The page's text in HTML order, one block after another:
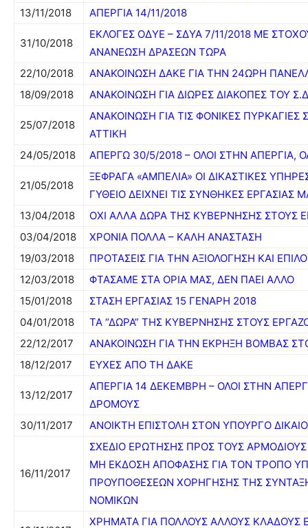
13/11/2018
ΑΠΕΡΓΙΑ 14/11/2018
31/10/2018
ΕΚΛΟΓΕΣ ΟΔΥΕ – ΣΔΥΑ 7/11/2018 ΜΕ
ΑΝΑΝΕΩΣΗ ΔΡΑΣΕΩΝ ΤΩΡΑ
22/10/2018
ΑΝΑΚΟΙΝΩΣΗ ΔΑΚΕ ΓΙΑ ΤΗΝ 24ΩΡΗ
18/09/2018
ΑΝΑΚΟΙΝΩΣΗ ΓΙΑ ΔΙΩΡΕΣ ΔΙΑΚΟΠΕΣ ΤΟΥ
25/07/2018
ΑΝΑΚΟΙΝΩΣΗ ΓΙΑ ΤΙΣ ΦΟΝΙΚΕΣ ΠΥΡΚΑΓΙΕΣ
ΑΤΤΙΚΗ
24/05/2018
ΑΠΕΡΓΩ 30/5/2018 – ΟΛΟΙ ΣΤΗΝ ΑΠΕΡΓΙΑ,
21/05/2018
ΞΕΦΡΑΓΑ «ΑΜΠΕΛΙΑ» ΟΙ ΔΙΚΑΣΤΙΚΕΣ
ΓΥΘΕΙΟ ΔΕΙΧΝΕΙ ΤΙΣ ΣΥΝΘΗΚΕΣ ΕΡΓΑΣΙΑΣ
13/04/2018
ΟΧΙ ΑΛΛΑ ΔΩΡΑ ΤΗΣ ΚΥΒΕΡΝΗΣΗΣ ΣΤΟΥΣ
03/04/2018
ΧΡΟΝΙΑ ΠΟΛΛΑ – ΚΑΛΗ ΑΝΑΣΤΑΣΗ
19/03/2018
ΠΡΟΤΑΣΕΙΣ ΓΙΑ ΤΗΝ ΑΞΙΟΛΟΓΗΣΗ ΚΑΙ
12/03/2018
ΦΤΑΣΑΜΕ ΣΤΑ ΟΡΙΑ ΜΑΣ, ΔΕΝ ΠΑΕΙ ΑΛΛΟ
15/01/2018
ΣΤΑΣΗ ΕΡΓΑΣΙΑΣ 15 ΓΕΝΑΡΗ 2018
04/01/2018
ΤΑ “ΔΩΡΑ” ΤΗΣ ΚΥΒΕΡΝΗΣΗΣ ΣΤΟΥΣ
22/12/2017
ΑΝΑΚΟΙΝΩΣΗ ΓΙΑ ΤΗΝ ΕΚΡΗΞΗ ΒΟΜΒΑΣ
18/12/2017
ΕΥΧΕΣ ΑΠΟ ΤΗ ΔΑΚΕ
13/12/2017
ΑΠΕΡΓΙΑ 14 ΔΕΚΕΜΒΡΗ – ΟΛΟΙ ΣΤΗΝ
ΔΡΟΜΟΥΣ
30/11/2017
ΑΝΟΙΚΤΗ ΕΠΙΣΤΟΛΗ ΣΤΟΝ ΥΠΟΥΡΓΟ
16/11/2017
ΣΧΕΔΙΟ ΕΡΩΤΗΣΗΣ ΠΡΟΣ ΤΟΥΣ
ΜΗ ΕΚΔΟΣΗ ΑΠΟΦΑΣΗΣ ΓΙΑ ΤΟΝ ΤΡΟΠΟ
ΠΡΟΥΠΟΘΕΣΕΩΝ ΧΟΡΗΓΗΣΗΣ ΤΗΣ
ΝΟΜΙΚΩΝ
ΧΡΗΜΑΤΑ ΓΙΑ ΠΟΛΛΟΥΣ ΑΛΛΟΥΣ ΚΛΑΔΟΥΣ